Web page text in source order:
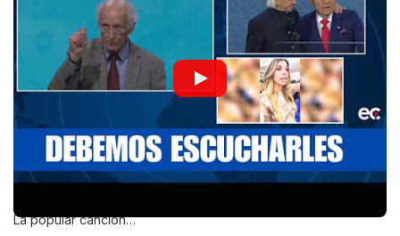
«There was Jesus» gana el Grammy en la categoría «Mejor
La popular canción…